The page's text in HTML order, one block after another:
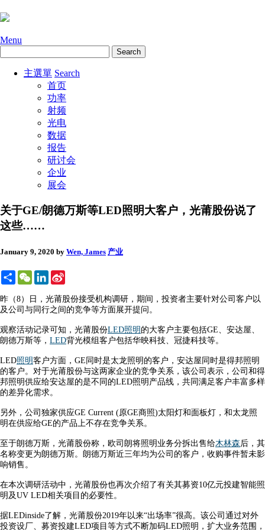
Menu
主選單 Search
首页
功率
射频
光电
数据
报告
研讨会
企业
展会
关于GE/朗德万斯等LED照明大客户，光莆股份说了
这些……
January 9, 2020 by Wen, James 产业
ShareWeChatLinkedIn
昨（8）日，光莆股份接受机构调研，期间，投资者主要针对公司客户以
及公司与同行之间的竞争等方面展开提问。
观察活动记录可知，光莆股份LED照明 的大客户主要包括GE、安达屋、
朗德万斯等， LED背光模组客户包括华映科技、冠捷科技等。
LED照明客户方面，GE同时是太龙照明的客户，安达屋同时是得邦照明
的客户。对于光莆股份与这两家企业的竞争关系，该公司表示，公司和得
邦照明供应给安达屋的是不同的LED照明产品线，共同满足客户丰富多样
的差异化需求。
另外，公司独家供应GE Current (原GE商照)太阳灯和面板灯，和太龙照
明在供应给GE的产品上不存在竞争关系。
至于朗德万斯，光莆股份称，欧司朗将照明业务分拆出售给木林森 后，其
名称变更为朗德万斯。朗德万斯近三年均为公司的客户，收购事件暂未影
响销售。
在本次调研活动中，光莆股份也再次介绍了有关其募资10亿元投建智能照
明及UV LED相关项目的必要性。
据LEDinside了解，光莆股份2019年以来“出场率”很高。该公司通过对外
投资设厂、募资投建LED项目等方式不断加码LED照明，扩大业务范围，